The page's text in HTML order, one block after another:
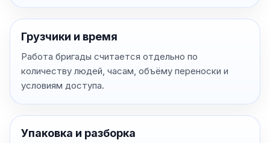
Грузчики и время
Работа бригады считается отдельно по
количеству людей, часам, объёму переноски и
условиям доступа.
Упаковка и разборка